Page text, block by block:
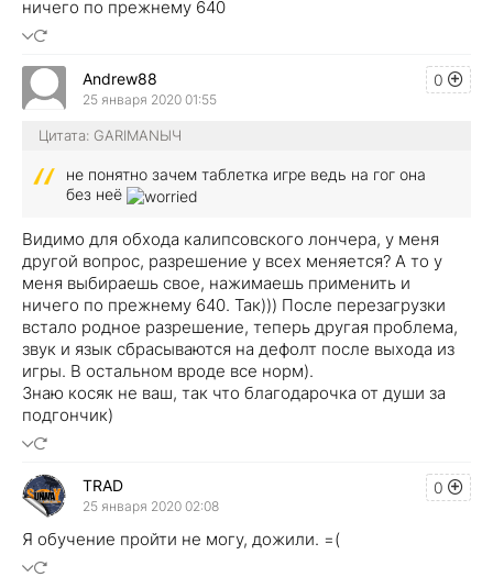
ничего по прежнему 640
0
Andrew88
25 января 2020 01:55
Цитата: GARIMANЫЧ
не понятно зачем таблетка игре ведь на гог она
без неё
Видимо для обхода калипсовского лончера, у меня
другой вопрос, разрешение у всех меняется? А то у
меня выбираешь свое, нажимаешь применить и
ничего по прежнему 640. Так))) После перезагрузки
встало родное разрешение, теперь другая проблема,
звук и язык сбрасываются на дефолт после выхода из
игры. В остальном вроде все норм).
Знаю косяк не ваш, так что благодарочка от души за
подгончик)
0
TRAD
25 января 2020 02:08
Я обучение пройти не могу, дожили. =(